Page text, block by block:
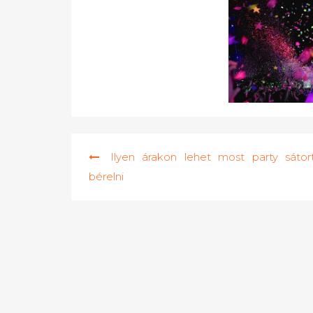
navigáció
Ilyen árakon lehet most party
bérelni